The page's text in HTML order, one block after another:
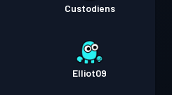
Custodiens
Elliot09